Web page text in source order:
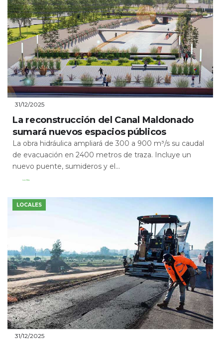
31/12/2025
La reconstrucción del Canal Maldonado
sumará nuevos espacios públicos
La obra hidráulica ampliará de 300 a 900 m³/s su caudal
de evacuación en 2400 metros de traza. Incluye un
nuevo puente, sumideros y el...
Leer Más
LOCALES
31/12/2025